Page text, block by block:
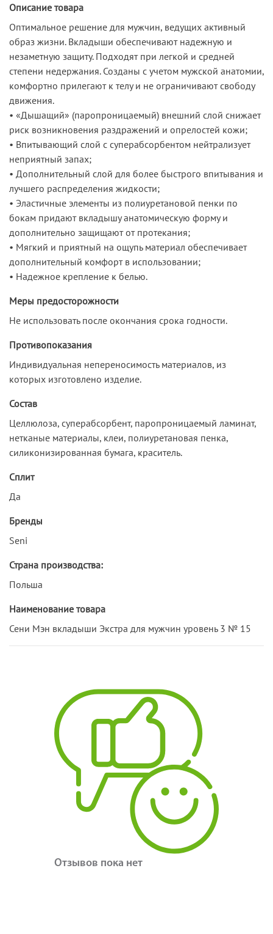
Описание товара
Оптимальное решение для мужчин, ведущих активный
образ жизни. Вкладыши обеспечивают надежную и
незаметную защиту. Подходят при легкой и средней
степени недержания. Созданы с учетом мужской анатомии,
комфортно прилегают к телу и не ограничивают свободу
движения.
• «Дышащий» (паропроницаемый) внешний слой снижает
риск возникновения раздражений и опрелостей кожи;
• Впитывающий слой с суперабсорбентом нейтрализует
неприятный запах;
• Дополнительный слой для более быстрого впитывания и
лучшего распределения жидкости;
• Эластичные элементы из полиуретановой пенки по
бокам придают вкладышу анатомическую форму и
дополнительно защищают от протекания;
• Мягкий и приятный на ощупь материал обеспечивает
дополнительный комфорт в использовании;
• Надежное крепление к белью.
Меры предосторожности
Не использовать после окончания срока годности.
Противопоказания
Индивидуальная непереносимость материалов, из
которых изготовлено изделие.
Состав
Целлюлоза, суперабсорбент, паропроницаемый ламинат,
нетканые материалы, клеи, полиуретановая пенка,
силиконизированная бумага, краситель.
Сплит
Да
Бренды
Seni
Страна производства:
Польша
Наименование товара
Сени Мэн вкладыши Экстра для мужчин уровень 3 № 15
Отзывов пока нет